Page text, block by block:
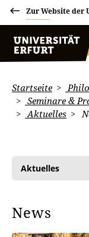
Zur Website der
Startseite
Seminare &
Aktuelles
Aktuelles
News